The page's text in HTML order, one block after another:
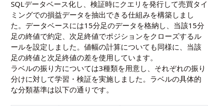
SQLデータベース化し、検証時にクエリを発行して売買タイ
ミングでの損益データを抽出できる仕組みを構築しまし
た。データベースには15分足のデータを格納し、当該15分
足の終値で約定、次足終値でポジションをクローズするル
ールを設定しました。値幅の計算についても同様に、当該
足の終値と次足終値の差を使用しています。
ラベルの振り方については3種類を用意し、それぞれの振り
分けに対して学習・検証を実施しました。ラベルの具体的
な分類基準は以下の通りです。